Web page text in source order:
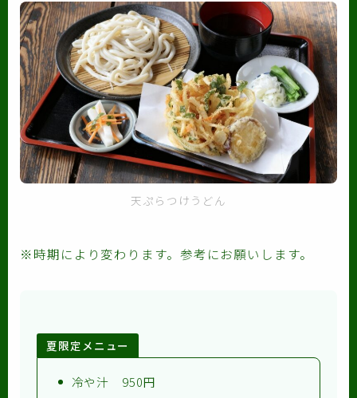
天ぷらつけうどん
※時期により変わります。参考にお願いします。
夏限定メニュー
冷や汁 950円